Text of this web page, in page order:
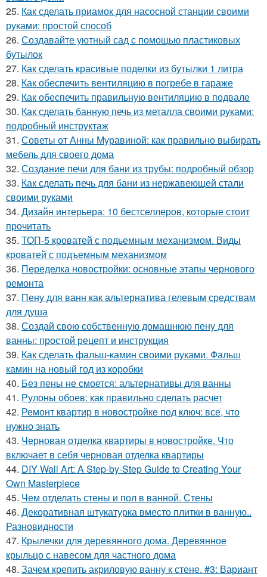
25. Как сделать приамок для насосной станции своими
руками: простой способ
26. Создавайте уютный сад с помощью пластиковых
бутылок
27. Как сделать красивые поделки из бутылки 1 литра
28. Как обеспечить вентиляцию в погребе в гараже
29. Как обеспечить правильную вентиляцию в подвале
30. Как сделать банную печь из металла своими руками:
подробный инструктаж
31. Советы от Анны Муравиной: как правильно выбирать
мебель для своего дома
32. Создание печи для бани из трубы: подробный обзор
33. Как сделать печь для бани из нержавеющей стали
своими руками
34. Дизайн интерьера: 10 бестселлеров, которые стоит
прочитать
35. ТОП-5 кроватей с подьемным механизмом. Виды
кроватей с подъемным механизмом
36. Переделка новостройки: основные этапы чернового
ремонта
37. Пену для ванн как альтернатива гелевым средствам
для душа
38. Создай свою собственную домашнюю пену для
ванны: простой рецепт и инструкция
39. Как сделать фальш-камин своими руками. Фальш
камин на новый год из коробки
40. Без пены не смоется: альтернативы для ванны
41. Рулоны обоев: как правильно сделать расчет
42. Ремонт квартир в новостройке под ключ: все, что
нужно знать
43. Черновая отделка квартиры в новостройке. Что
включает в себя черновая отделка квартиры
44. DIY Wall Art: A Step-by-Step Guide to Creating Your
Own Masterpiece
45. Чем отделать стены и пол в ванной. Стены
46. Декоративная штукатурка вместо плитки в ванную..
Разновидности
47. Крылечки для деревянного дома. Деревянное
крыльцо с навесом для частного дома
48. Зачем крепить акриловую ванну к стене. #3: Вариант